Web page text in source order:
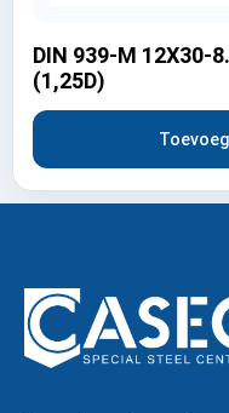
DIN 939-M 12X30-
(1,25D)